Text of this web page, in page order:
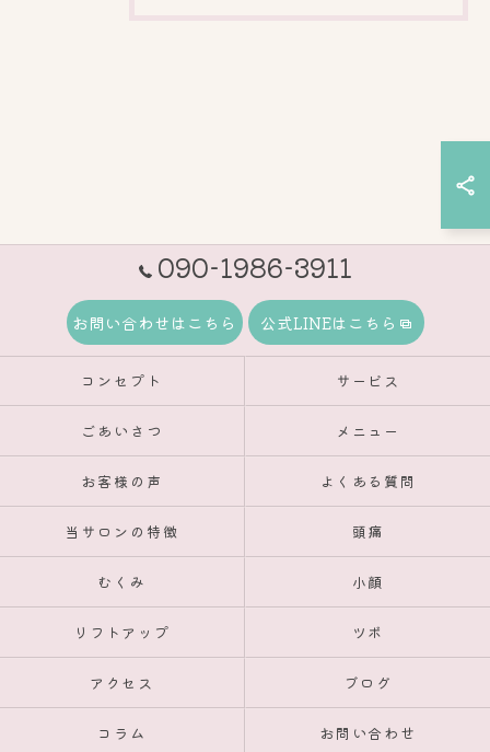
090-1986-3911
お問い合わせはこちら 公式LINEはこちら
コンセプト サービス
ごあいさつ メニュー
お客様の声 よくある質問
当サロンの特徴 頭痛
むくみ 小顔
リフトアップ ツボ
アクセス ブログ
コラム お問い合わせ